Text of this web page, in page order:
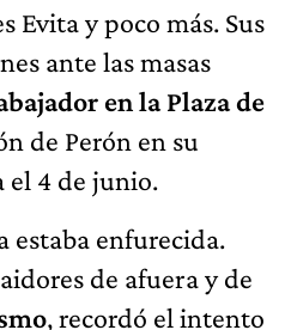
Evita y poco más. Sus
ante las masas
en la Plaza de
de Perón en su
el 4 de junio.
estaba enfurecida.
de afuera y de
, recordó el intento